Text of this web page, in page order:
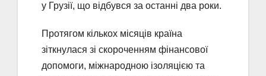
у Грузії, що відбувся за останні два роки.
Протягом кількох місяців країна
зіткнулася зі скороченням фінансової
допомоги, міжнародною ізоляцією та